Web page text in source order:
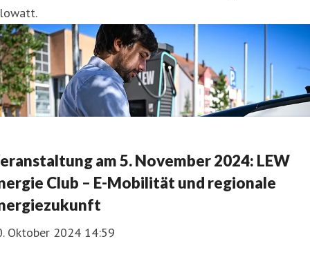
am 5. November 2024: LEW
Club – E-Mobilität und regionale
Oktober 2024 14:59